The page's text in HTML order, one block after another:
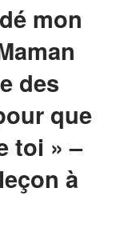
mon
des
que
toi » –
à